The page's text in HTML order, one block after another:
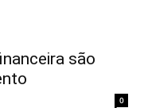
são
0